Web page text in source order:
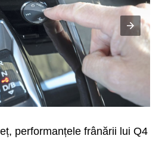
performanțele frânării lui Q4